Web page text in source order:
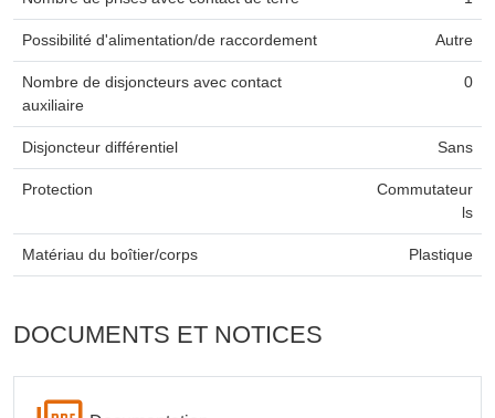
Possibilité d'alimentation/de raccordement Autre
Nombre de disjoncteurs avec contact
auxiliaire
0
Disjoncteur différentiel Sans
Protection
Commutateur
ls
Matériau du boîtier/corps Plastique
DOCUMENTS ET NOTICES